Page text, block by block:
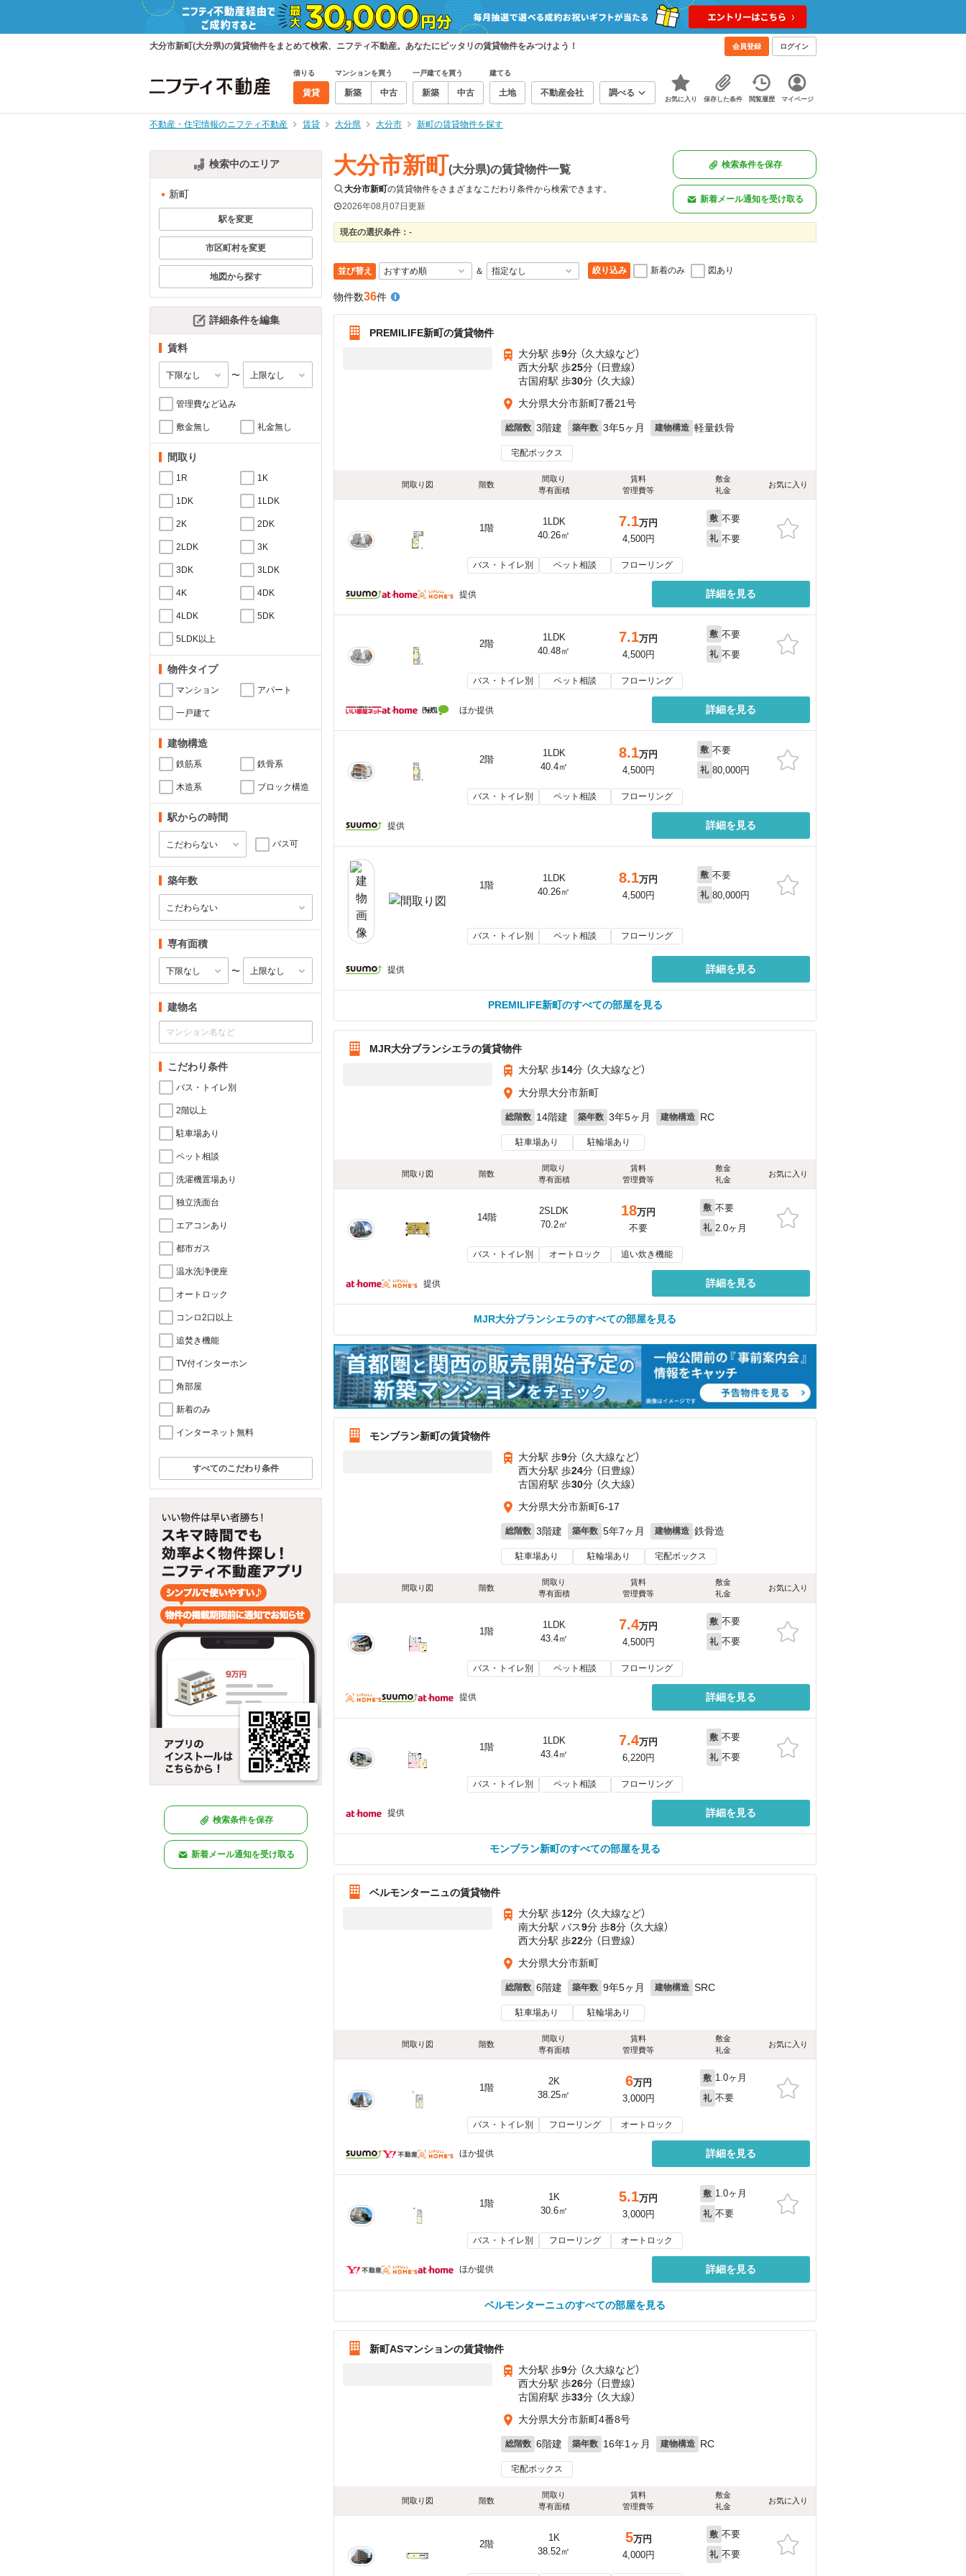
大分市新町(大分県)の賃貸物件をまとめて検索、ニフティ不動産。あなたにピッタリの賃貸物件をみつけよう！ 会員登録 ログイン
借りる
賃貸
マンションを買う
新築 中古
一戸建てを買う
新築 中古
建てる
土地 不動産会社 調べる
お気に入り 保存した条件 閲覧履歴 マイページ
不動産・住宅情報のニフティ不動産 賃貸 大分県 大分市 新町の賃貸物件を探す
検索中のエリア
新町
駅を変更
市区町村を変更
地図から探す
詳細条件を編集
賃料
〜
管理費など込み
敷金無し 礼金無し
間取り
1R 1K
1DK 1LDK
2K 2DK
2LDK 3K
3DK 3LDK
4K 4DK
4LDK 5DK
5LDK以上
物件タイプ
マンション アパート
一戸建て
建物構造
鉄筋系 鉄骨系
木造系 ブロック構造
駅からの時間
バス可
築年数
専有面積
〜
建物名
こだわり条件
バス・トイレ別
2階以上
駐車場あり
ペット相談
洗濯機置場あり
独立洗面台
エアコンあり
都市ガス
温水洗浄便座
オートロック
コンロ2口以上
追焚き機能
TV付インターホン
角部屋
新着のみ
インターネット無料
すべてのこだわり条件
検索条件を保存
新着メール通知を受け取る
大分市新町(大分県)の賃貸物件一覧
大分市新町の賃貸物件をさまざまなこだわり条件から検索できます。
2026年08月07日更新
検索条件を保存
新着メール通知を受け取る
現在の選択条件： -
並び替え ＆ 絞り込み 新着のみ 図あり
物件数36件
PREMILIFE新町の賃貸物件
大分駅 歩9分 （久大線など）
西大分駅 歩25分 （日豊線）
古国府駅 歩30分 （久大線）
大分県大分市新町7番21号
総階数 3階建 築年数 3年5ヶ月 建物構造 軽量鉄骨
宅配ボックス
間取り図 階数
間取り
専有面積
賃料
管理費等
敷金
礼金
お気に入り
1階
1LDK
40.26㎡
7.1万円
4,500円
敷 不要
礼 不要
バス・トイレ別 ペット相談 フローリング
提供 詳細を見る
2階
1LDK
40.48㎡
7.1万円
4,500円
敷 不要
礼 不要
バス・トイレ別 ペット相談 フローリング
ほか提供 詳細を見る
2階
1LDK
40.4㎡
8.1万円
4,500円
敷 不要
礼 80,000円
バス・トイレ別 ペット相談 フローリング
提供 詳細を見る
1階
1LDK
40.26㎡
8.1万円
4,500円
敷 不要
礼 80,000円
バス・トイレ別 ペット相談 フローリング
提供 詳細を見る
PREMILIFE新町のすべての部屋を見る
MJR大分ブランシエラの賃貸物件
大分駅 歩14分 （久大線など）
大分県大分市新町
総階数 14階建 築年数 3年5ヶ月 建物構造 RC
駐車場あり 駐輪場あり
間取り図 階数
間取り
専有面積
賃料
管理費等
敷金
礼金
お気に入り
14階
2SLDK
70.2㎡
18万円
不要
敷 不要
礼 2.0ヶ月
バス・トイレ別 オートロック 追い炊き機能
提供 詳細を見る
MJR大分ブランシエラのすべての部屋を見る
モンブラン新町の賃貸物件
大分駅 歩9分 （久大線など）
西大分駅 歩24分 （日豊線）
古国府駅 歩30分 （久大線）
大分県大分市新町6-17
総階数 3階建 築年数 5年7ヶ月 建物構造 鉄骨造
駐車場あり 駐輪場あり 宅配ボックス
間取り図 階数
間取り
専有面積
賃料
管理費等
敷金
礼金
お気に入り
1階
1LDK
43.4㎡
7.4万円
4,500円
敷 不要
礼 不要
バス・トイレ別 ペット相談 フローリング
提供 詳細を見る
1階
1LDK
43.4㎡
7.4万円
6,220円
敷 不要
礼 不要
バス・トイレ別 ペット相談 フローリング
提供 詳細を見る
モンブラン新町のすべての部屋を見る
ベルモンターニュの賃貸物件
大分駅 歩12分 （久大線など）
南大分駅 バス9分 歩8分 （久大線）
西大分駅 歩22分 （日豊線）
大分県大分市新町
総階数 6階建 築年数 9年5ヶ月 建物構造 SRC
駐車場あり 駐輪場あり
間取り図 階数
間取り
専有面積
賃料
管理費等
敷金
礼金
お気に入り
1階
2K
38.25㎡
6万円
3,000円
敷 1.0ヶ月
礼 不要
バス・トイレ別 フローリング オートロック
ほか提供 詳細を見る
1階
1K
30.6㎡
5.1万円
3,000円
敷 1.0ヶ月
礼 不要
バス・トイレ別 フローリング オートロック
ほか提供 詳細を見る
ベルモンターニュのすべての部屋を見る
新町ASマンションの賃貸物件
大分駅 歩9分 （久大線など）
西大分駅 歩26分 （日豊線）
古国府駅 歩33分 （久大線）
大分県大分市新町4番8号
総階数 6階建 築年数 16年1ヶ月 建物構造 RC
宅配ボックス
間取り図 階数
間取り
専有面積
賃料
管理費等
敷金
礼金
お気に入り
2階
1K
38.52㎡
5万円
4,000円
敷 不要
礼 不要